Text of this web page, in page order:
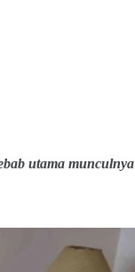
utama munculnya